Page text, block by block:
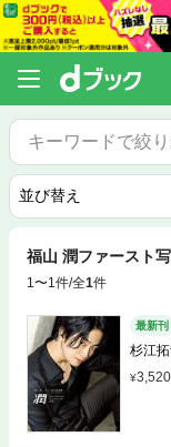
福山 潤ファースト
1〜1件/全1件
最新刊
杉江
3,520